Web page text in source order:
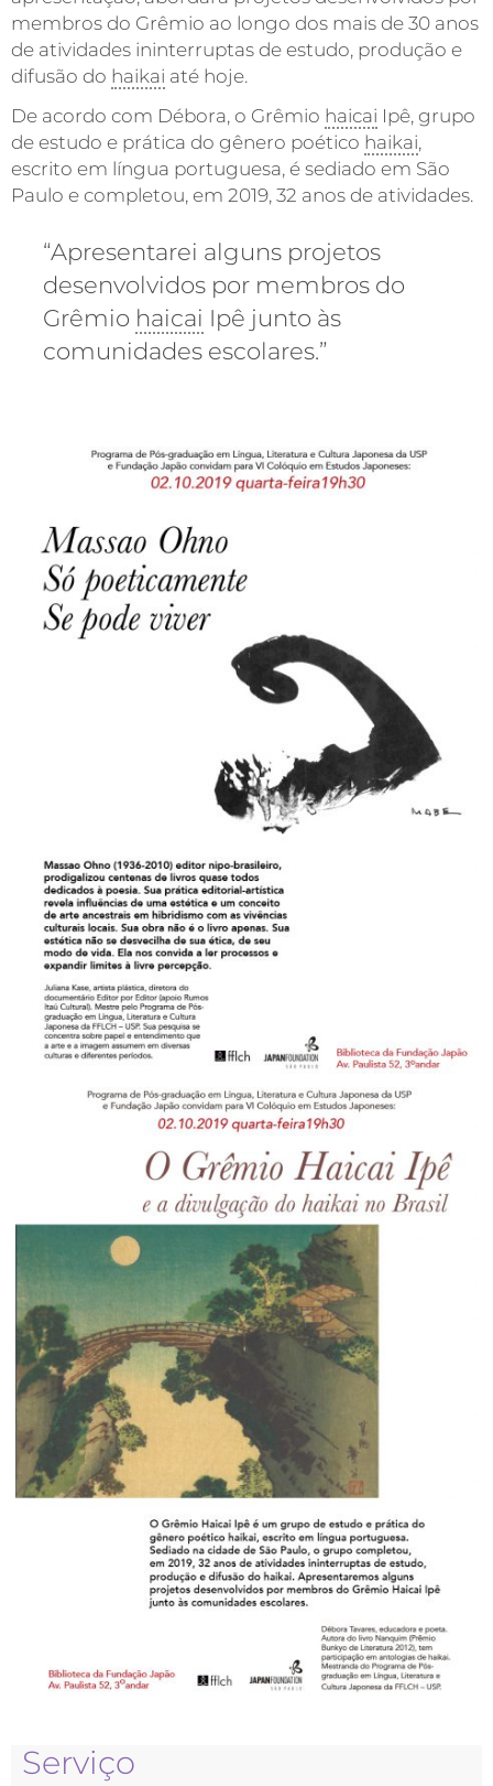
membros do Grêmio ao longo dos mais de 30 anos
de atividades ininterruptas de estudo, produção e
difusão do haikai até hoje.
De acordo com Débora, o Grêmio haicai Ipê, grupo
de estudo e prática do gênero poético haikai,
escrito em língua portuguesa, é sediado em São
Paulo e completou, em 2019, 32 anos de atividades.
“Apresentarei alguns projetos
desenvolvidos por membros do
Grêmio haicai Ipê junto às
comunidades escolares.”
Serviço